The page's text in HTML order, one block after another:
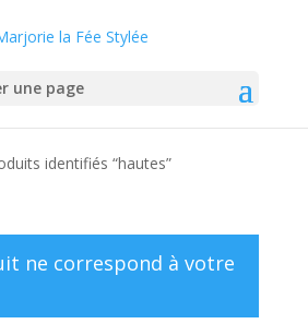
une page
identifiés “hautes”
ne correspond à votre